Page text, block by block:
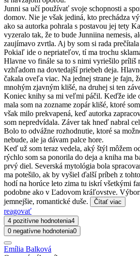
Junni sa učí používať svoje schopnosti a
domov. Nie je však jediná, kto prechádza
ako sa autorka pohrala s postavou jej tety
vyzeralo tak, že to bude Junniina nemesis,
zaujímavo zvrtla. Aj by som si rada
Pokiaľ ide o nepriateľov, tí ma trochu
Hlavne vo finále sa to s nimi vyriešilo príliš
vzhľadom na dovtedajší priebeh deja.
čakala oveľa viac. Na jednej strane je fajn,
mnohým zjavným klišé, na druhej si ten
Koniec knihy sa mi veľmi páčil. Keďže ide
mala som na zozname zopár klišé, ktoré
však milo prekvapená, keď autorka
som nepredvídala. Záver tak hneď nabral
Bolo to odvážne rozhodnutie, ktoré sa
nebude, ale ja dávam palce hore.
Keď už som teraz vedela, aký štýl môžem
rýchlo som sa ponorila do deja a kniha ma
prvý diel. Severská mytológia bola
ma potešilo, ak by vyšiel ďalší príbeh z
hodí na horúce leto zima tu iskrí všetkými
podobne ako v Ľadovom kráľovstve.
jemnejšie, romantické duše.
Čítať viac
reagovať
4 pozitívne hodnotenia4
0 negatívne hodnotenia0
Emília Balková